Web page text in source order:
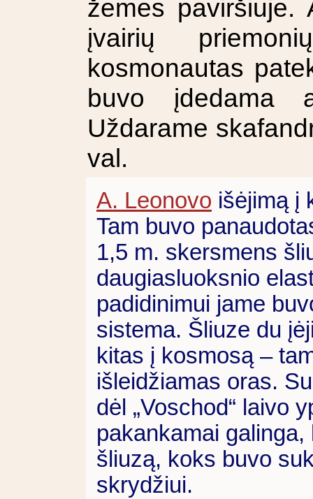
žemės paviršiuje.
įvairių
kosmonautas
buvo įdedama
Uždarame
val.
A. Leonovo išėjimą į
Tam buvo
1,5 m. skersmens
daugiasluoksnio
padidinimui jame
sistema. Šliuze du
kitas į kosmosą –
išleidžiamas oras.
dėl „Voschod“ laivo
pakankamai
šliuzą, koks buvo
skrydžiui.